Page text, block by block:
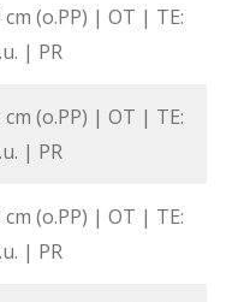
(o.PP) | OT | TE:
| PR
(o.PP) | OT | TE:
| PR
(o.PP) | OT | TE:
| PR